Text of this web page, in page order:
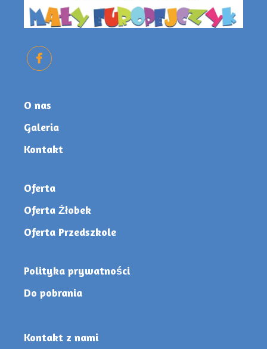
O nas
Galeria
Kontakt
Oferta
Oferta Żłobek
Oferta Przedszkole
Polityka prywatności
Do pobrania
Kontakt z nami